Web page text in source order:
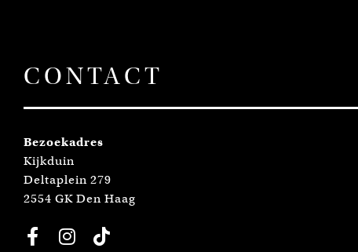
CONTACT
Bezoekadres
Kijkduin
Deltaplein 279
2554 GK Den Haag